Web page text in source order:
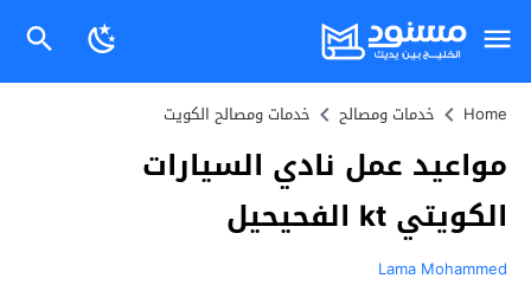
Home خدمات ومصالح خدمات ومصالح الكويت
مواعيد عمل نادي السيارات
الكويتي kt الفحيحيل
Lama Mohammed